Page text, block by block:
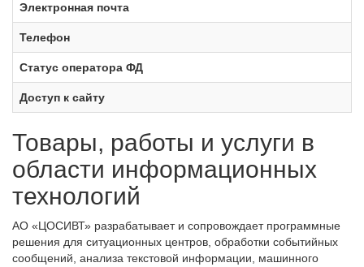
Электронная почта
Телефон
Статус оператора ФД
Доступ к сайту
Товары, работы и услуги в
области информационных
технологий
АО «ЦОСИВТ» разрабатывает и сопровождает программные
решения для ситуационных центров, обработки событийных
сообщений, анализа текстовой информации, машинного